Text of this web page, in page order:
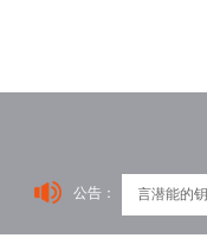
解锁自闭症儿童语言潜能的钥匙
公告：